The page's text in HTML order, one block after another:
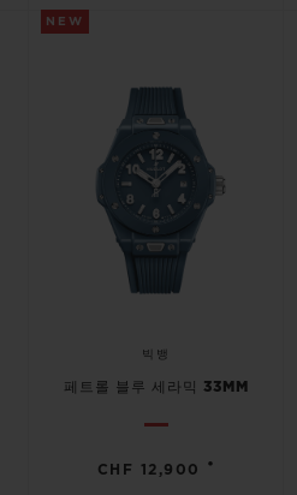
NEW
빅뱅
페트롤 블루 세라믹 33MM
CHF 12,900 •